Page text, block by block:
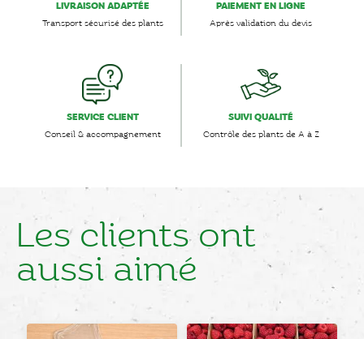
LIVRAISON ADAPTÉE
Transport sécurisé des plants
PAIEMENT EN LIGNE
Après validation du devis
SERVICE CLIENT
Conseil & accompagnement
SUIVI QUALITÉ
Contrôle des plants de A à Z
Les clients ont
aussi aimé